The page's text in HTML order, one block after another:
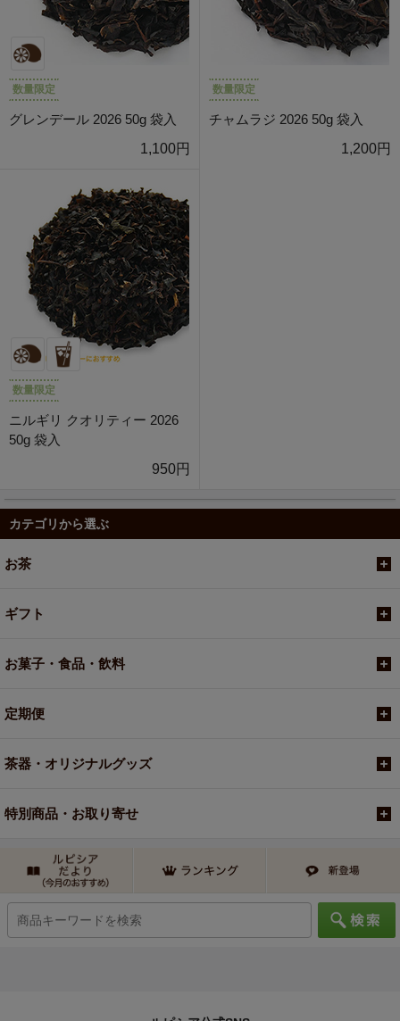
数量限定
グレンデール 2026 50g 袋入
1,100円
数量限定
チャムラジ 2026 50g 袋入
1,200円
数量限定
ニルギリ クオリティー 2026
50g 袋入
950円
カテゴリから選ぶ
お茶
ギフト
お菓子・食品・飲料
定期便
茶器・オリジナルグッズ
特別商品・お取り寄せ